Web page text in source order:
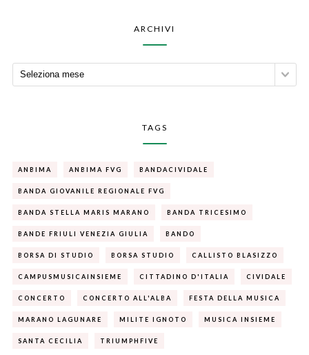
ARCHIVI
TAGS
ANBIMA ANBIMA FVG BANDACIVIDALE
BANDA GIOVANILE REGIONALE FVG
BANDA STELLA MARIS MARANO BANDA TRICESIMO
BANDE FRIULI VENEZIA GIULIA BANDO
BORSA DI STUDIO BORSA STUDIO CALLISTO BLASIZZO
CAMPUSMUSICAINSIEME CITTADINO D'ITALIA CIVIDALE
CONCERTO CONCERTO ALL'ALBA FESTA DELLA MUSICA
MARANO LAGUNARE MILITE IGNOTO MUSICA INSIEME
SANTA CECILIA TRIUMPHFIVE